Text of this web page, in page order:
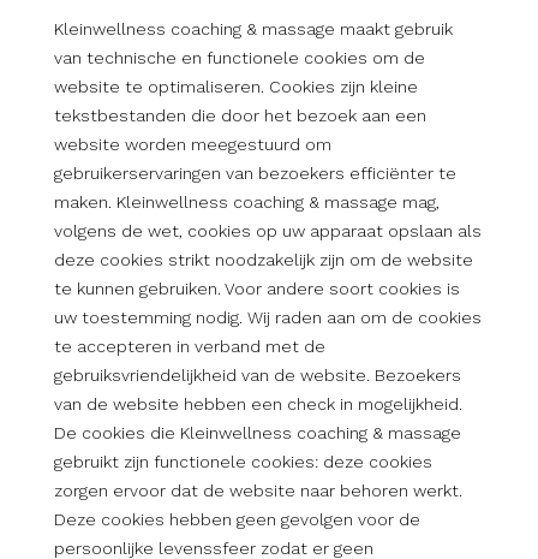
Kleinwellness coaching & massage maakt gebruik
van technische en functionele cookies om de
website te optimaliseren. Cookies zijn kleine
tekstbestanden die door het bezoek aan een
website worden meegestuurd om
gebruikerservaringen van bezoekers efficiënter te
maken. Kleinwellness coaching & massage mag,
volgens de wet, cookies op uw apparaat opslaan als
deze cookies strikt noodzakelijk zijn om de website
te kunnen gebruiken. Voor andere soort cookies is
uw toestemming nodig. Wij raden aan om de cookies
te accepteren in verband met de
gebruiksvriendelijkheid van de website. Bezoekers
van de website hebben een check in mogelijkheid.
De cookies die Kleinwellness coaching & massage
gebruikt zijn functionele cookies: deze cookies
zorgen ervoor dat de website naar behoren werkt.
Deze cookies hebben geen gevolgen voor de
persoonlijke levenssfeer zodat er geen